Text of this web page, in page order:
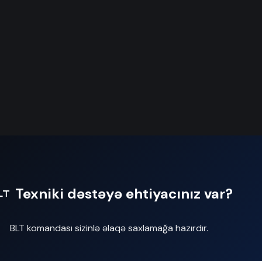
Texniki dəstəyə ehtiyacınız var?
BLT komandası sizinlə əlaqə saxlamağa hazırdır.